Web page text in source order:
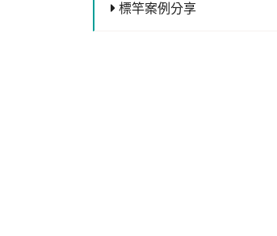
標竿案例分享